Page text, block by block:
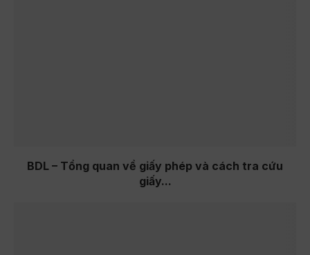
BDL – Tổng quan về giấy phép và cách tra cứu
giấy...